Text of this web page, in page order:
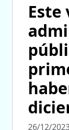
Este
26/12/